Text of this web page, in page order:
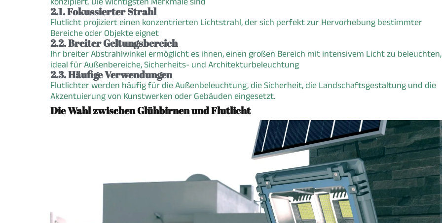
2.1. Fokussierter Strahl
Flutlicht projiziert einen konzentrierten Lichtstrahl, der sich perfekt zur Hervorhebung bestimmter
Bereiche oder Objekte eignet
2.2. Breiter Geltungsbereich
Ihr breiter Abstrahlwinkel ermöglicht es ihnen, einen großen Bereich mit intensivem Licht zu beleuchten,
ideal für Außenbereiche, Sicherheits- und Architekturbeleuchtung
2.3. Häufige Verwendungen
Flutlichter werden häufig für die Außenbeleuchtung, die Sicherheit, die Landschaftsgestaltung und die
Akzentuierung von Kunstwerken oder Gebäuden eingesetzt.
Die Wahl zwischen Glühbirnen und Flutlicht